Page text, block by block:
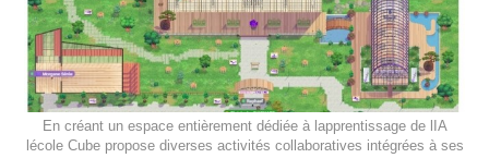
En créant un espace entièrement dédiée à lapprentissage de lIA
lécole Cube propose diverses activités collaboratives intégrées à ses